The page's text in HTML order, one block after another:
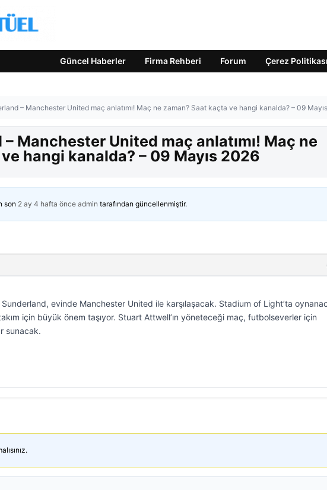
Güncel Haberler Firma Rehberi Forum Çerez Politikası
– Manchester United maç anlatımı! Maç ne zaman? Saat kaçta ve hangi kanalda? – 09
Manchester United maç anlatımı! Maç ne
hangi kanalda? – 09 Mayıs 2026
son 2 ay 4 hafta önce admin tarafından güncellenmiştir.
Sunderland, evinde Manchester United ile karşılaşacak. Stadium of Light’ta
için büyük önem taşıyor. Stuart Attwell’ın yöneteceği maç, futbolseverler için
sunacak.